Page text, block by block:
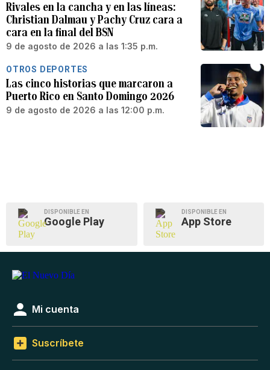
Rivales en la cancha y en las líneas:
Christian Dalmau y Pachy Cruz cara a
cara en la final del BSN
9 de agosto de 2026 a las 1:35 p.m.
OTROS DEPORTES
Las cinco historias que marcaron a
Puerto Rico en Santo Domingo 2026
9 de agosto de 2026 a las 12:00 p.m.
DISPONIBLE EN
Google Play
DISPONIBLE EN
App Store
Mi cuenta
Suscríbete